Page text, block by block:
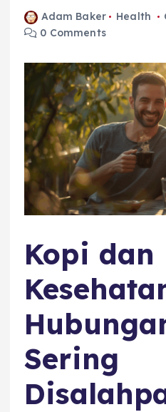
Adam Baker Health
0 Comments
Kopi dan
Sering